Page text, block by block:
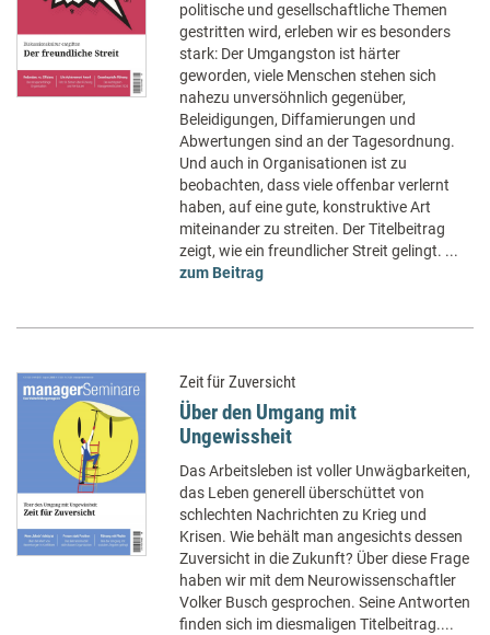
politische und gesellschaftliche Themen
gestritten wird, erleben wir es besonders
stark: Der Umgangston ist härter
geworden, viele Menschen stehen sich
nahezu unversöhnlich gegenüber,
Beleidigungen, Diffamierungen und
Abwertungen sind an der Tagesordnung.
Und auch in Organisationen ist zu
beobachten, dass viele offenbar verlernt
haben, auf eine gute, konstruktive Art
miteinander zu streiten. Der Titelbeitrag
zeigt, wie ein freundlicher Streit gelingt. ...
zum Beitrag
Zeit für Zuversicht
Über den Umgang mit
Ungewissheit
Das Arbeitsleben ist voller Unwägbarkeiten,
das Leben generell überschüttet von
schlechten Nachrichten zu Krieg und
Krisen. Wie behält man angesichts dessen
Zuversicht in die Zukunft? Über diese Frage
haben wir mit dem Neurowissenschaftler
Volker Busch gesprochen. Seine Antworten
finden sich im diesmaligen Titelbeitrag....